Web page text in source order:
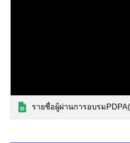
รายชื่อผู้ผ่านการอบรม